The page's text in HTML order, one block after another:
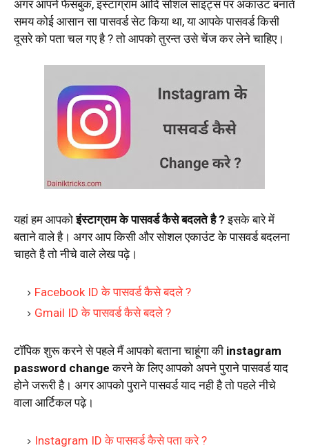
अगर आपने फेसबुक, इंस्टाग्राम आदि सोशल साइट्स पर अकाउंट बनाते
समय कोई आसान सा पासवर्ड सेट किया था, या आपके पासवर्ड किसी
दूसरे को पता चल गए है ? तो आपको तुरन्त उसे चेंज कर लेने चाहिए।
यहां हम आपकोइंस्टाग्राम के पासवर्ड कैसे बदलते है ?इसके बारे में
बताने वाले है। अगर आप किसी और सोशल एकाउंट के पासवर्ड बदलना
चाहते है तो नीचे वाले लेख पढ़े।
Facebook ID के पासवर्ड कैसे बदले ?
Gmail ID के पासवर्ड कैसे बदले ?
टॉपिक शुरू करने से पहले मैं आपको बताना चाहूंगा की instagram
password change करने के लिए आपको अपने पुराने पासवर्ड याद
होने जरूरी है। अगर आपको पुराने पासवर्ड याद नही है तो पहले नीचे
वाला आर्टिकल पढ़े।
Instagram ID के पासवर्ड कैसे पता करे ?